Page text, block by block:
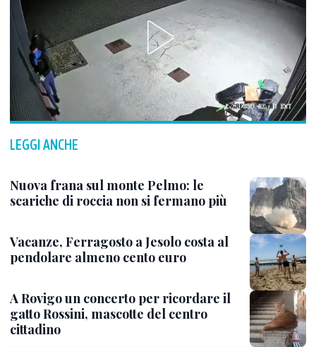
LEGGI ANCHE
Nuova frana sul monte Pelmo: le
scariche di roccia non si fermano più
Vacanze, Ferragosto a Jesolo costa al
pendolare almeno cento euro
A Rovigo un concerto per ricordare il
gatto Rossini, mascotte del centro
cittadino